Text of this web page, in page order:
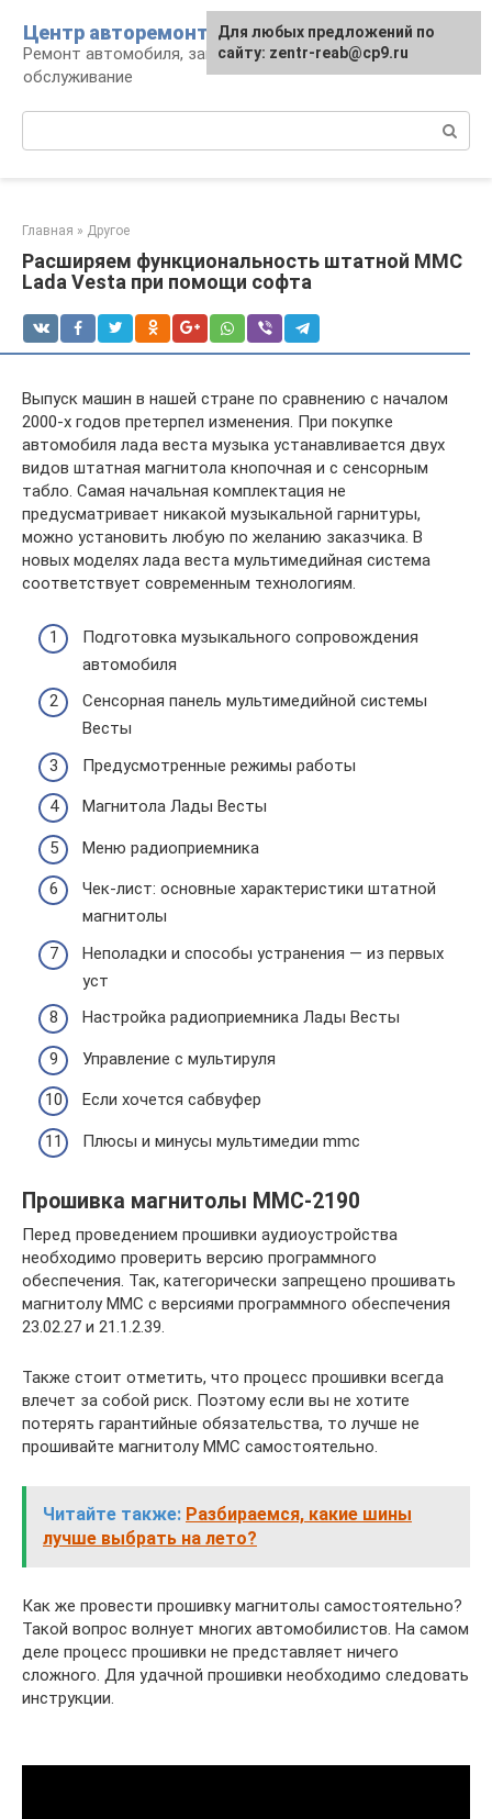
контенту
Центр авторемонта
Ремонт автомобиля, запчасти и
обслуживание
Главная » Другое
Расширяем функциональность штатной ММС
Lada Vesta при помощи софта
Выпуск машин в нашей стране по сравнению с началом
2000-х годов претерпел изменения. При покупке
автомобиля лада веста музыка устанавливается двух
видов штатная магнитола кнопочная и с сенсорным
табло. Самая начальная комплектация не
предусматривает никакой музыкальной гарнитуры,
можно установить любую по желанию заказчика. В
новых моделях лада веста мультимедийная система
соответствует современным технологиям.
Подготовка музыкального сопровождения
автомобиля
Сенсорная панель мультимедийной системы
Весты
Предусмотренные режимы работы
Магнитола Лады Весты
Меню радиоприемника
Чек-лист: основные характеристики штатной
магнитолы
Неполадки и способы устранения — из первых
уст
Настройка радиоприемника Лады Весты
Управление с мультируля
Если хочется сабвуфер
Плюсы и минусы мультимедии mmc
Прошивка магнитолы ММС-2190
Перед проведением прошивки аудиоустройства
необходимо проверить версию программного
обеспечения. Так, категорически запрещено прошивать
магнитолу ММС с версиями программного обеспечения
23.02.27 и 21.1.2.39.
Также стоит отметить, что процесс прошивки всегда
влечет за собой риск. Поэтому если вы не хотите
потерять гарантийные обязательства, то лучше не
прошивайте магнитолу ММС самостоятельно.
Читайте также: Разбираемся, какие шины
лучше выбрать на лето?
Как же провести прошивку магнитолы самостоятельно?
Такой вопрос волнует многих автомобилистов. На самом
деле процесс прошивки не представляет ничего
сложного. Для удачной прошивки необходимо следовать
инструкции.
Для любых предложений по
сайту: zentr-reab@cp9.ru